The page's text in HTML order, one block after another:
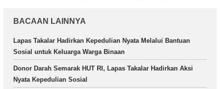
BACAAN LAINNYA
Lapas Takalar Hadirkan Kepedulian Nyata Melalui Bantuan
Sosial untuk Keluarga Warga Binaan
Donor Darah Semarak HUT RI, Lapas Takalar Hadirkan Aksi
Nyata Kepedulian Sosial